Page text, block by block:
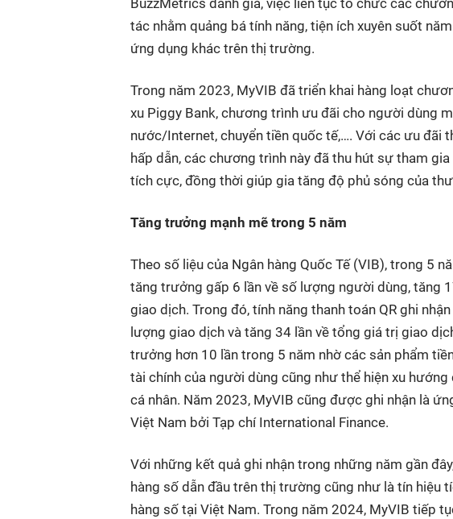
BuzzMetrics đánh giá, việc liên tục tổ chức các
tác nhằm quảng bá tính năng, tiện ích xuyên suốt
ứng dụng khác trên thị trường.
Trong năm 2023, MyVIB đã triển khai hàng loạt
xu Piggy Bank, chương trình ưu đãi cho người dùng
nước/Internet, chuyển tiền quốc tế,…. Với các ưu đãi
hấp dẫn, các chương trình này đã thu hút sự tham
tích cực, đồng thời giúp gia tăng độ phủ sóng của
Tăng trưởng mạnh mẽ trong 5 năm
Theo số liệu của Ngân hàng Quốc Tế (VIB), trong 5
tăng trưởng gấp 6 lần về số lượng người dùng, tăng
giao dịch. Trong đó, tính năng thanh toán QR ghi
lượng giao dịch và tăng 34 lần về tổng giá trị giao
trưởng hơn 10 lần trong 5 năm nhờ các sản phẩm
tài chính của người dùng cũng như thể hiện xu
cá nhân. Năm 2023, MyVIB cũng được ghi nhận là
Việt Nam bởi Tạp chí International Finance.
Với những kết quả ghi nhận trong những năm gần
hàng số dẫn đầu trên thị trường cũng như là tín hiệu
hàng số tại Việt Nam. Trong năm 2024, MyVIB tiếp